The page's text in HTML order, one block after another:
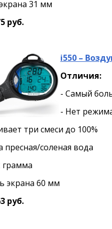
31 мм
руб.
i550 –
Отличия:
- Самый
- Нет
три смеси до 100%
пресная/соленая вода
грамма
экрана 60 мм
руб.